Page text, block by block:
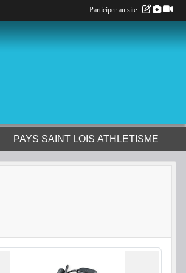
PAYS SAINT LOIS ATHLETISME
Participer au site :